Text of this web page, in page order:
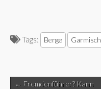
Tags: Berge Garmisch
Post
← Fremdenführer? Kann